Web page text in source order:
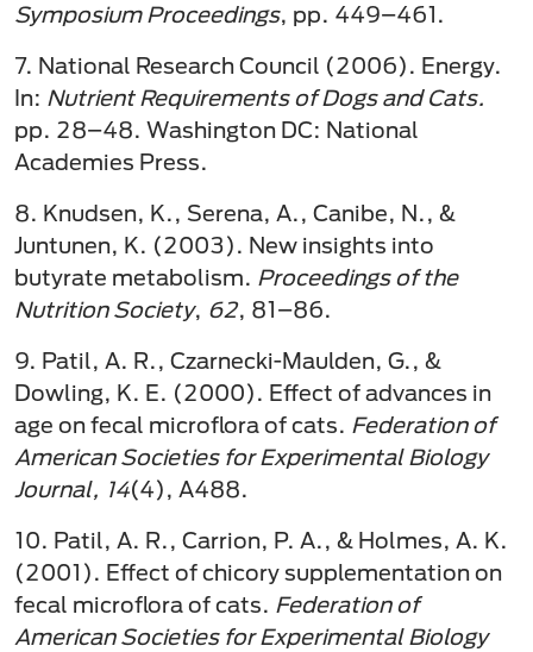
Symposium Proceedings, pp. 449–461.
7. National Research Council (2006). Energy.
In: Nutrient Requirements of Dogs and Cats.
pp. 28–48. Washington DC: National
Academies Press.
8. Knudsen, K., Serena, A., Canibe, N., &
Juntunen, K. (2003). New insights into
butyrate metabolism. Proceedings of the
Nutrition Society, 62, 81–86.
9. Patil, A. R., Czarnecki-Maulden, G., &
Dowling, K. E. (2000). Effect of advances in
age on fecal microflora of cats. Federation of
American Societies for Experimental Biology
Journal, 14(4), A488.
10. Patil, A. R., Carrion, P. A., & Holmes, A. K.
(2001). Effect of chicory supplementation on
fecal microflora of cats. Federation of
American Societies for Experimental Biology